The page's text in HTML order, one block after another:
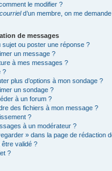
le modifier ?
courrield’un membre, on me
de messages
ou poster une réponse ?
un message ?
à mes messages ?
?
plus d’options à mon sondage ?
un sondage ?
à un forum ?
des fichiers à mon message ?
?
à un modérateur ?
» dans la page de rédaction
être validé ?
?